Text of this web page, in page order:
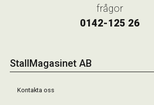
frågor
0142-125 26
StallMagasinet AB
Kontakta oss